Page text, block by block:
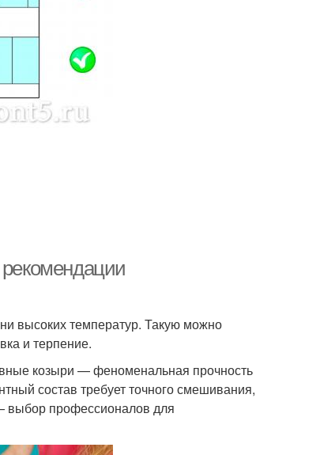
рекомендации
высоких температур. Такую можно
и терпение.
козыри — феноменальная прочность
состав требует точного смешивания,
выбор профессионалов для